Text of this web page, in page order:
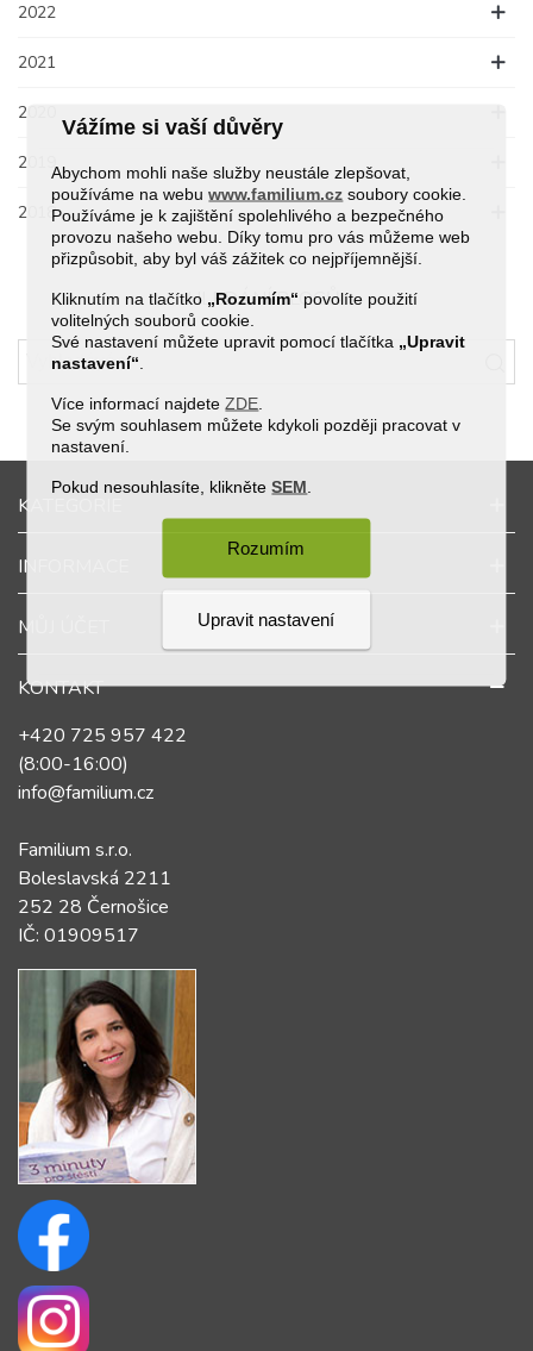
Vážíme si vaší důvěry
Abychom mohli naše služby neustále zlepšovat,
používáme na webuwww.familium.cz soubory cookie.
Používáme je k zajištění spolehlivého a bezpečného
provozu našeho webu. Díky tomu pro vás můžeme web
přizpůsobit, aby byl váš zážitek co nejpříjemnější.
Kliknutím na tlačítko „Rozumím“ povolíte použití
volitelných souborů cookie.
Své nastavení můžete upravit pomocí tlačítka
„Upravit
nastavení“
Více informací najdete ZDE
Se svým souhlasem můžete kdykoli později pracovat v
nastavení.
Pokud nesouhlasíte, klikněteSEM
Rozumím
Upravit nastavení
2022
2021
2020
2019
2018
HLEDÁNÍ BLOGŮ
KATEGORIE
INFORMACE
MŮJ ÚČET
KONTAKT
+420 725 957 422
(8:00-16:00)
info@familium.cz
Familium s.r.o.
Boleslavská 2211
252 28 Černošice
IČ: 01909517